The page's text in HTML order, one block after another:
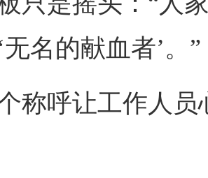
名的献血者’。”
称呼让工作人